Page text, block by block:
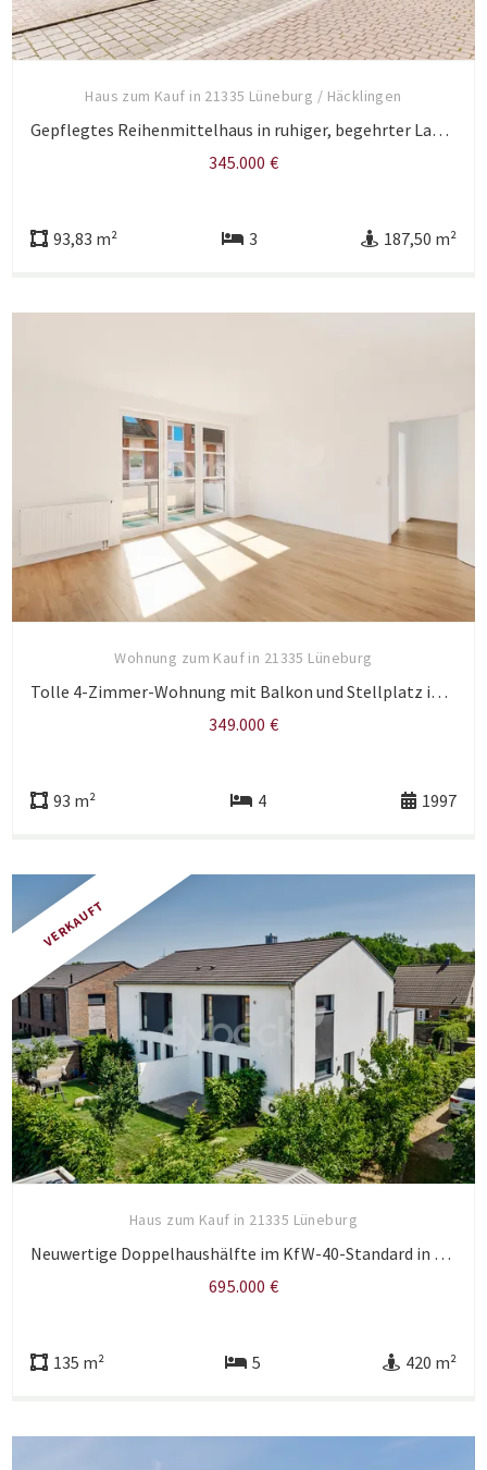
Haus zum Kauf in 21335 Lüneburg / Häcklingen
Gepflegtes Reihenmittelhaus in ruhiger, begehrter Lage von Lüneburg-Häcklingen
345.000 €
93,83 m² 3 187,50 m²
Wohnung zum Kauf in 21335 Lüneburg
Tolle 4-Zimmer-Wohnung mit Balkon und Stellplatz in Uninähe.
349.000 €
93 m² 4 1997
VERKAUFT
Haus zum Kauf in 21335 Lüneburg
Neuwertige Doppelhaushälfte im KfW-40-Standard in familienfreundlicher Lage von Lüneburg Häcklingen.
695.000 €
135 m² 5 420 m²